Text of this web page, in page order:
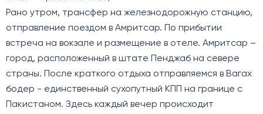
Рано утром, трансфер на железнодорожную станцию,
отправление поездом в Амритсар. По прибытии
встреча на вокзале и размещение в отеле. Амритсар –
город, расположенный в штате Пенджаб на севере
страны. После краткого отдыха отправляемся в Вагах
бодер - единственный сухопутный КПП на границе с
Пакистаном. Здесь каждый вечер происходит